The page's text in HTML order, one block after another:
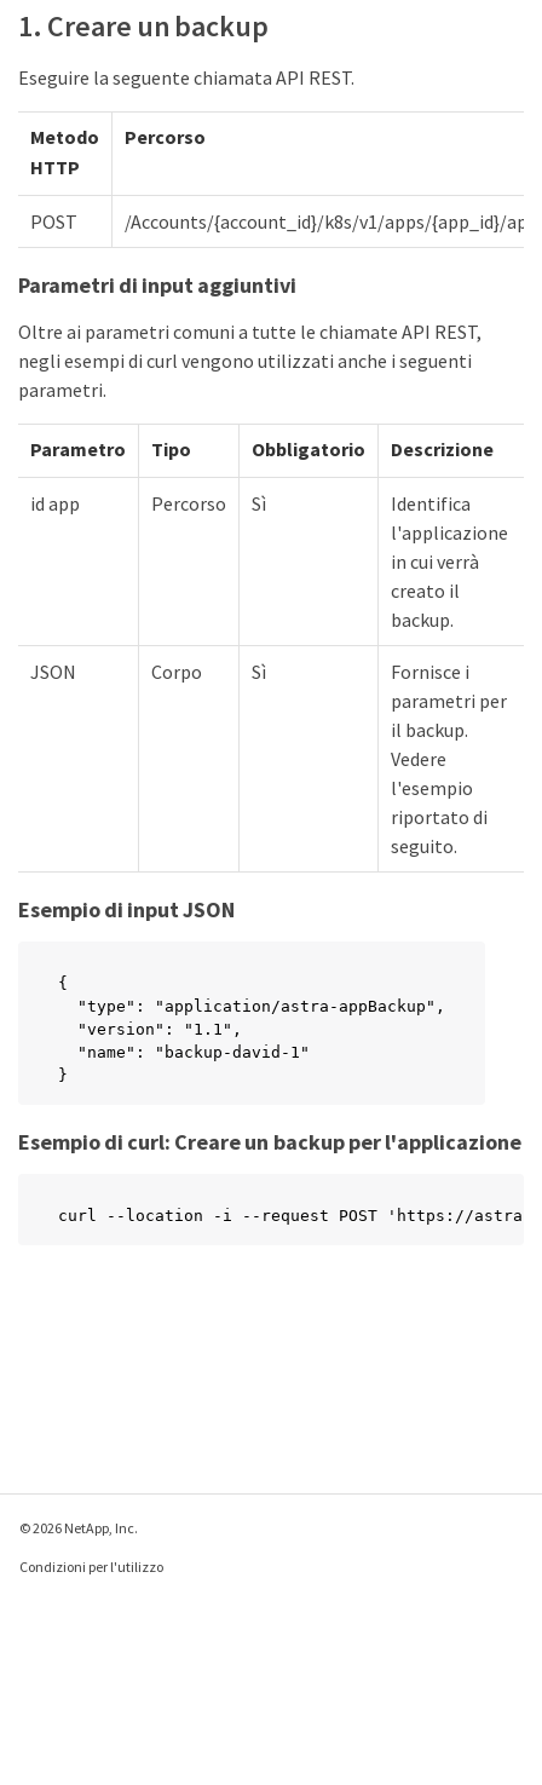
1. Creare un backup
Eseguire la seguente chiamata API REST.
Metodo
HTTP
Percorso
POST /Accounts/{account_id}/k8s/v1/apps/{app_id}/
Parametri di input aggiuntivi
Oltre ai parametri comuni a tutte le chiamate API REST,
negli esempi di curl vengono utilizzati anche i seguenti
parametri.
Parametro Tipo Obbligatorio Descrizione
id app Percorso Sì
Identifica
l'applicazione
in cui verrà
creato il
backup.
JSON Corpo Sì
Fornisce i
parametri per
il backup.
Vedere
l'esempio
riportato di
seguito.
Esempio di input JSON
{
  "type": "application/astra-appBackup",
  "version": "1.1",
  "name": "backup-david-1"
}
Esempio di curl: Creare un backup per l'applicazione
curl --location -i --request POST 'https://
© 2026 NetApp, Inc.
Condizioni per l'utilizzo